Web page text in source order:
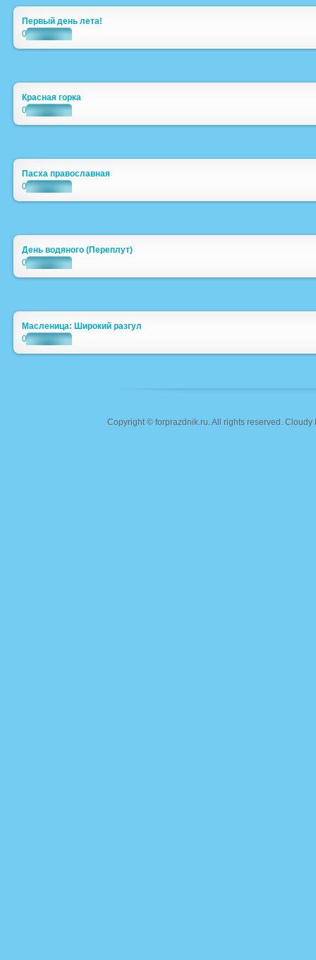
Первый день лета!
0
Красная горка
0
Пасха православная
0
День водяного (Переплут)
0
Масленица: Широкий разгул
0
Copyright © forprazdnik.ru. All rights reserved.